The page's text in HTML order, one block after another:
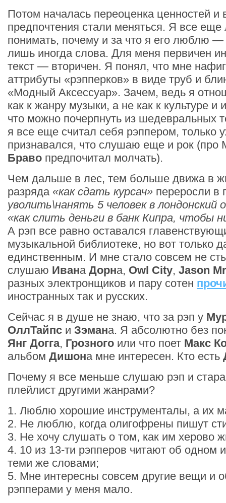
Потом началась переоценка ценностей и
предпочтения стали меняться. Я все
понимать, почему и за что я его люблю —
лишь иногда слова. Для меня первичен
текст — вторичен. Я понял, что мне
аттрибуты «рэпперков» в виде труб и
«Модный Аксессуар». Зачем, ведь я
как к жанру музыки, а не как к культуре и
что можно почерпнуть из шедевральных
я все еще считал себя рэппером, только
признавался, что слушаю еще и рок (про
Браво предпочитал молчать).
Чем дальше в лес, тем больше движа в
разряда «как сдать курсач» переросли
уволить\нанять 5 человек в лондонский
«как слить деньги в банк Кипра, чтобы
А рэп все равно оставался
музыкальной библиотеке, но вот только
единственным. И мне стало совсем не
слушаю Ивана Дорна, Owl City, Jason
разных электронщиков и пару сотен
иностранных так и русских.
Сейчас я в душе не знаю, что за рэп у
ОллТайпс и Зэмана. Я абсолютно без
Янг Догга, Грозного или что поет Макс
альбом Дишона мне интересен. Кто есть
Почему я все меньше слушаю рэп и
плейлист другими жанрами?
1. Люблю хорошие инструменталы, а их
2. Не люблю, когда олигофрены пишут
3. Не хочу слушать о том, как им херово
4. 10 из 13-ти рэпперов читают об одном
теми же словами;
5. Мне интересны совсем другие вещи и
рэпперами у меня мало.